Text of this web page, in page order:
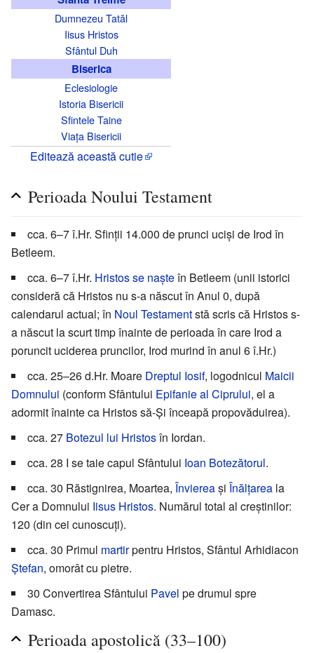
Dumnezeu Tatăl
Iisus Hristos
Sfântul Duh
Biserica
Eclesiologie
Istoria Bisericii
Sfintele Taine
Viața Bisericii
Editează această cutie
Perioada Noului Testament
cca. 6–7 î.Hr. Sfinții 14.000 de prunci uciși de Irod în
Betleem.
cca. 6–7 î.Hr. Hristos se nașteîn Betleem (unii istorici
consideră că Hristos nu s-a născut în Anul 0, după
calendarul actual; în Noul Testamentstă scris că Hristos s-
a născut la scurt timp înainte de perioada în care Irod a
poruncit uciderea pruncilor, Irod murind în anul 6 î.Hr.)
cca. 25–26 d.Hr. Moare Dreptul Iosif, logodnicul Maicii
Domnului (conform Sfântului Epifanie al Ciprului, el a
adormit înainte ca Hristos să-Și înceapă propovăduirea).
cca. 27 Botezul lui Hristosîn Iordan.
cca. 28 I se taie capul Sfântului Ioan Botezătorul.
cca. 30 Răstignirea, Moartea, Înviereași Înălțarea la
Cer a Domnului Iisus Hristos. Numărul total al creștinilor:
120 (din cei cunoscuți).
cca. 30 Primul martirpentru Hristos, Sfântul Arhidiacon
Ștefan, omorât cu pietre.
30 Convertirea Sfântului Pavel pe drumul spre
Damasc.
Perioada apostolică (33–100)